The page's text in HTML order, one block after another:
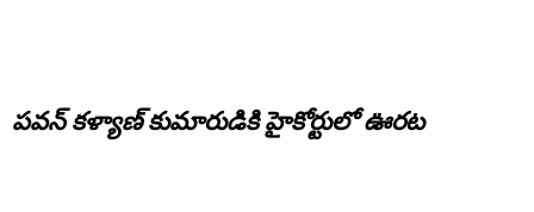
పవన్ కళ్యాణ్ కుమారుడికి హైకోర్టులో ఊరట